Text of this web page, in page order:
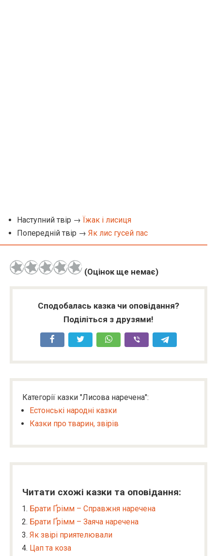
Наступний твір → Їжак і лисиця
Попередній твір → Як лис гусей пас
(Оцінок ще немає)
Сподобалась казка чи оповідання?
Поділіться з друзями!
Категорії казки "Лисова наречена":
Естонські народні казки
Казки про тварин, звірів
Читати схожі казки та оповідання:
Брати Ґрімм – Справжня наречена
Брати Ґрімм – Заяча наречена
Як звірі приятелювали
Цап та коза